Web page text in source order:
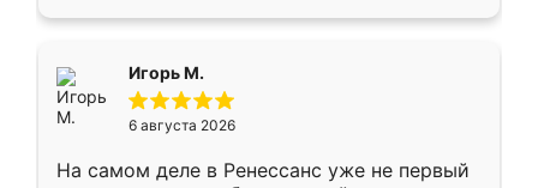
Игорь М.
6 августа 2026
На самом деле в Ренессанс уже не первый